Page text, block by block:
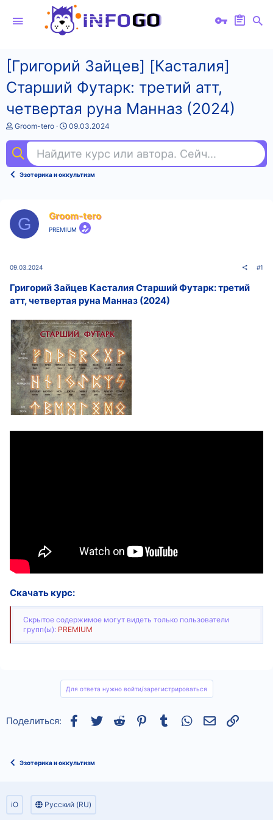
[Григорий Зайцев] [Касталия]
Старший Футарк: третий атт,
четвертая руна Манназ (2024)
А
т
о
т
Groom-tero
Д
а
н
а
а
09.03.2024
Найдите курс или автора. Сейчас ищут
Эзотерика и оккультизм
G Groom-tero
PREMIUM
09.03.2024 #1
Григорий Зайцев Касталия Старший Футарк: третий
атт, четвертая руна Манназ (2024)
Скачать курс:
Скрытое содержимое могут видеть только пользователи
групп(ы): PREMIUM
Для ответа нужно войти/зарегистрироваться
Поделиться: Facebook
TwitterReddit Pinterest
Tumblr WhatsAppСсылка
Эзотерика и оккультизм
iO
Русский (RU)